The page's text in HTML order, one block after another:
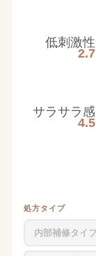
サラサラ感
4.5
低刺激性
2.7
処方タイプ
内部補修タイ